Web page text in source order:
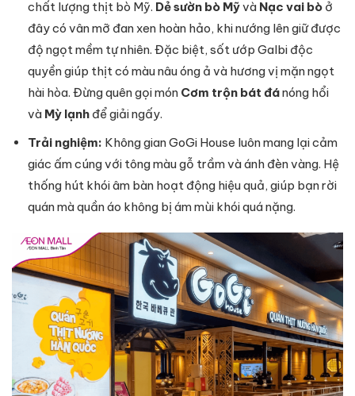
chất lượng thịt bò Mỹ. Dẻ sườn bò Mỹvà Nạc vai bòở
đây có vân mỡ đan xen hoàn hảo, khi nướng lên giữ được
độ ngọt mềm tự nhiên. Đặc biệt, sốt ướp Galbi độc
quyền giúp thịt có màu nâu óng ả và hương vị mặn ngọt
hài hòa. Đừng quên gọi món Cơm trộn bát đánóng hổi
và Mỳ lạnhđể giải ngấy.
Trải nghiệm: Không gian GoGi House luôn mang lại cảm
giác ấm cúng với tông màu gỗ trầm và ánh đèn vàng. Hệ
thống hút khói âm bàn hoạt động hiệu quả, giúp bạn rời
quán mà quần áo không bị ám mùi khói quá nặng.